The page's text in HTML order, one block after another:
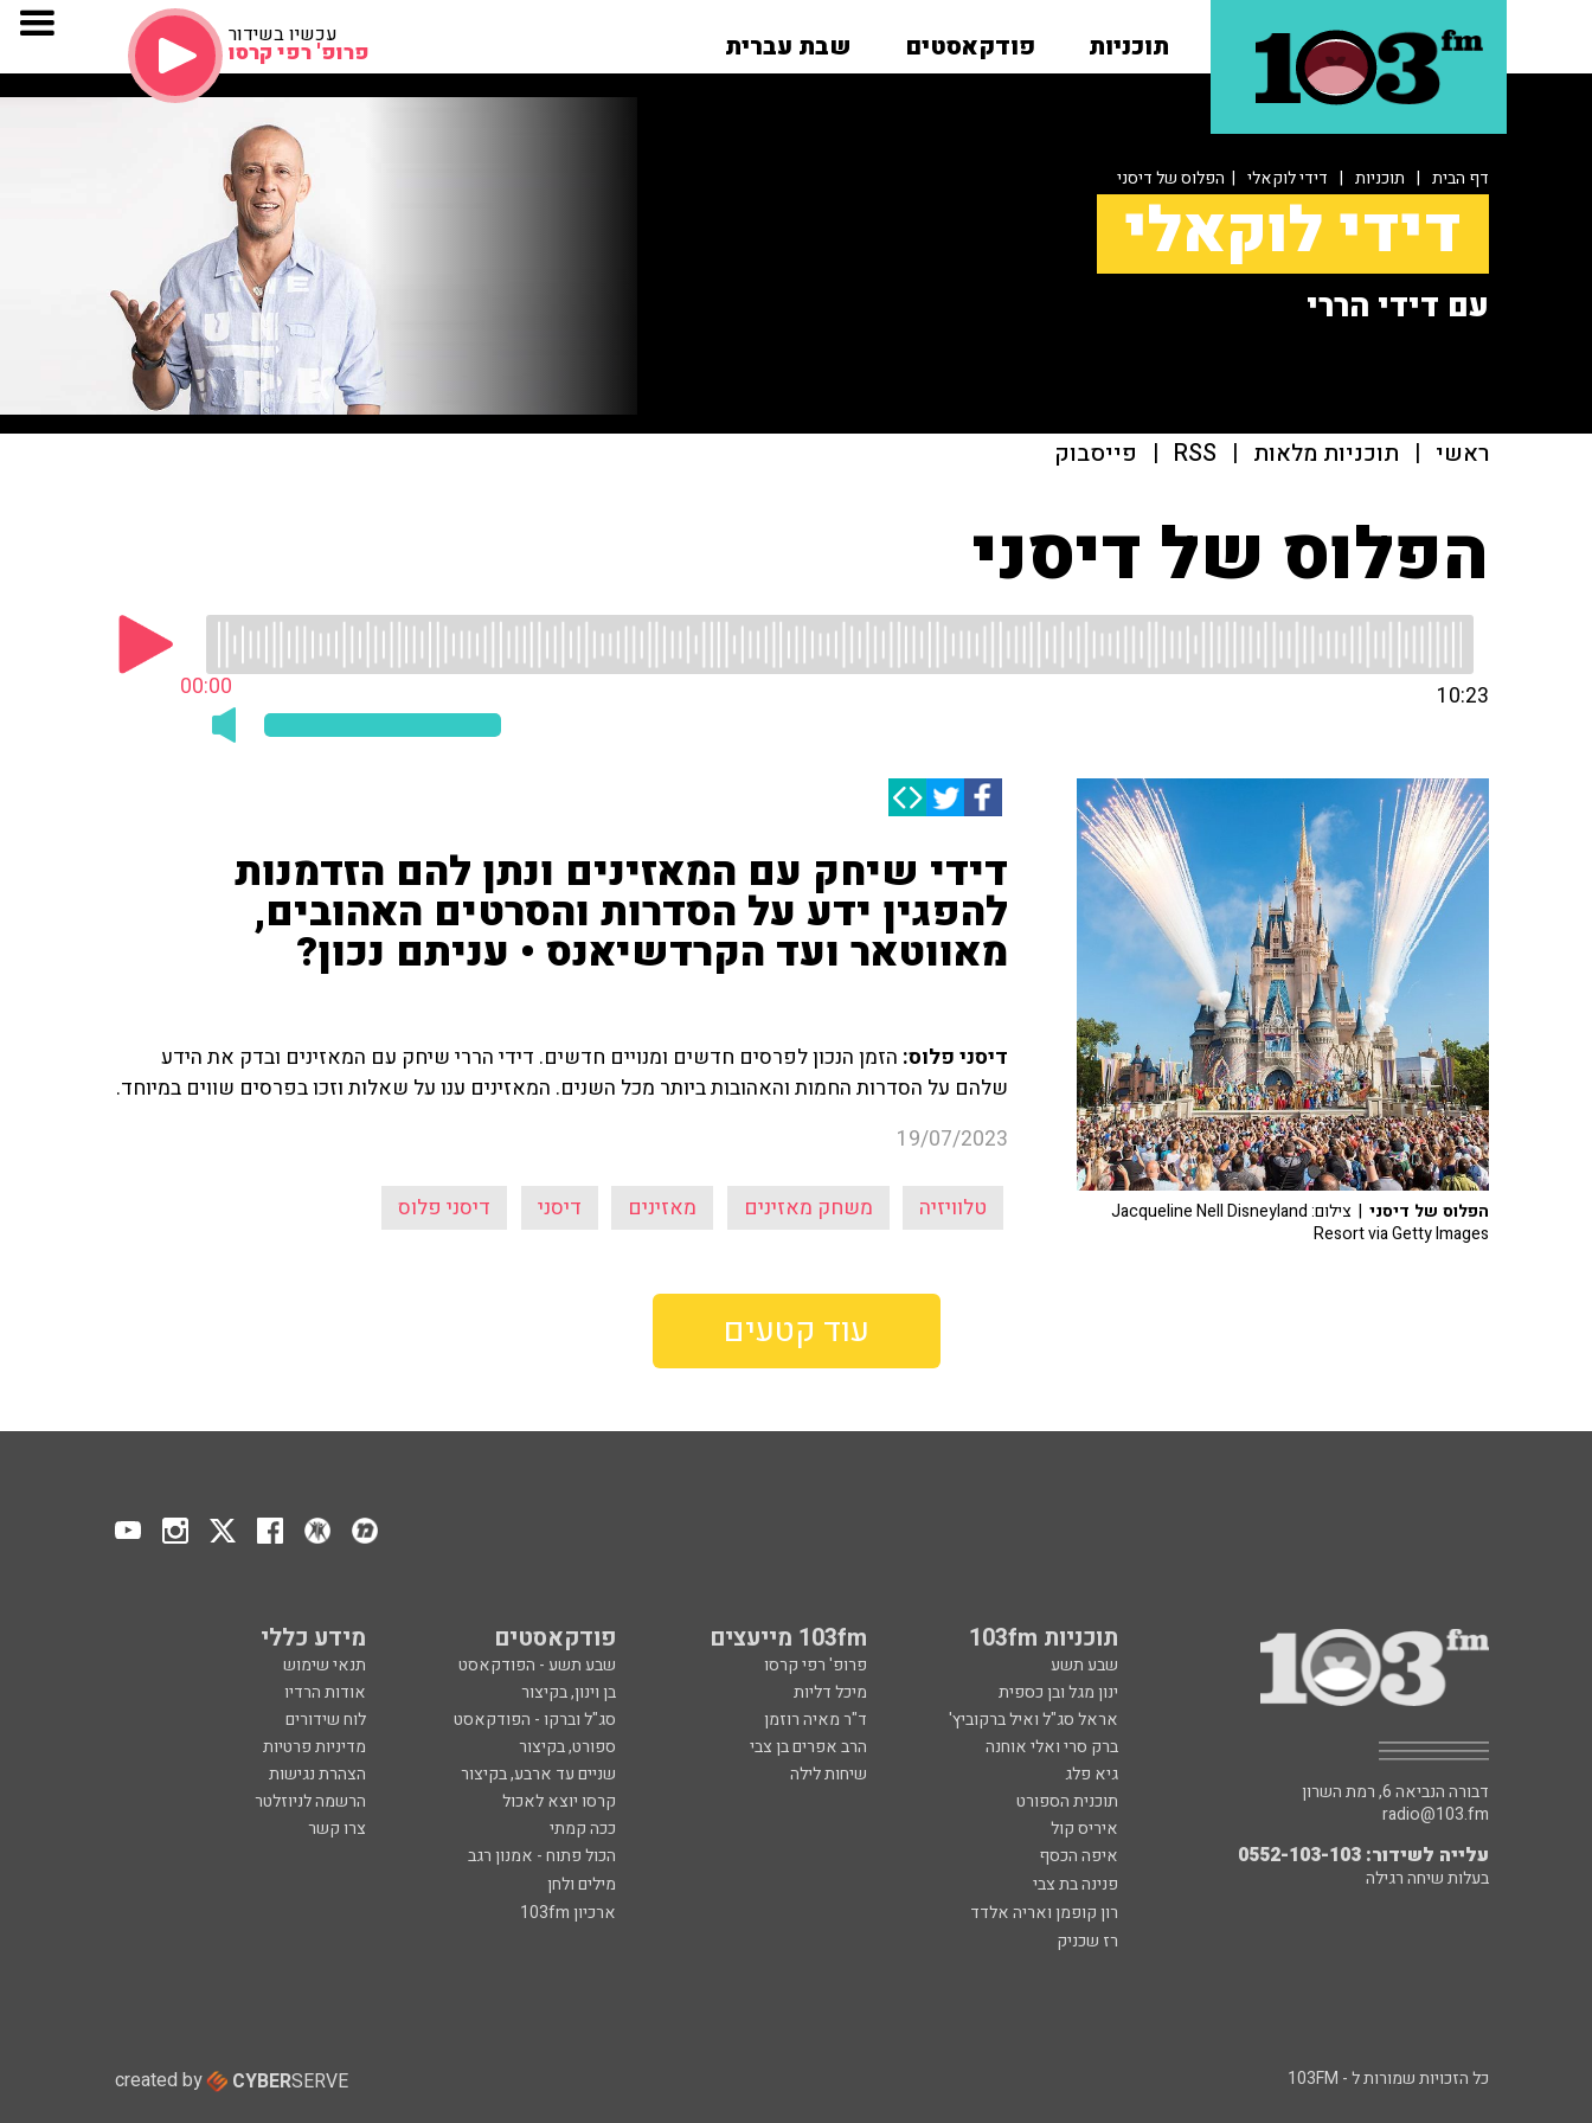
תוכניות פודקאסטים שבת עברית עכשיו בשידור
פרופ' רפי קרסו
דף הבית | תוכניות | דידי לוקאלי | הפלוס של דיסני
דידי לוקאלי
עם דידי הררי
ראשי | תוכניות מלאות |
RSS
| פייסבוק
הפלוס של דיסני
00:00 10:23
דידי שיחק עם המאזינים ונתן להם הזדמנות
להפגין ידע על הסדרות והסרטים האהובים,
מאווטאר ועד הקרדשיאנס • עניתם נכון?
דיסני פלוס: הזמן הנכון לפרסים חדשים ומנויים חדשים. דידי הררי שיחק עם המאזינים ובדק את הידע
שלהם על הסדרות החמות והאהובות ביותר מכל השנים. המאזינים ענו על שאלות וזכו בפרסים שווים במיוחד.
19/07/2023
טלוויזיה משחק מאזינים מאזינים דיסני דיסני פלוס הפלוס של דיסני
| צילום: Jacqueline Nell Disneyland
Resort via Getty Images
עוד קטעים
תוכניות 103fm 103fm מייעצים פודקאסטים מידע כללי
שבע תשע פרופ' רפי קרסו שבע תשע - הפודקאסט
תנאי שימוש
ינון מגל ובן כספית
מיכל דליות בן וינון, בקיצור
אודות הרדיו
אראל סג"ל ואיל ברקוביץ'
ד"ר מאיה רוזמן סג"ל וברקו - הפודקאסט
לוח שידורים
ברק סרי ואלי אוחנה
הרב אפרים בן צבי ספורט, בקיצור
מדיניות פרטיות
גיא פלג
שיחות לילה שניים עד ארבע, בקיצור
הצהרת נגישות
תוכנית הספורט
קרסו יוצא לאכול
הרשמה לניוזלטר
איריס קול
ככה קמתי
צרו קשר
איפה הכסף
הכול פתוח - אמנון רגב
פנינה בת צבי
מילים ולחן
רון קופמן ואריה אלדד
ארכיון 103fm
רז שכניק
דבורה הנביאה 6, רמת השרון
radio@103.fm
עלייה לשידור: 0552-103-103
בעלות שיחה רגילה
כל הזכויות שמורות ל - 103FM created by CYBERSERVE